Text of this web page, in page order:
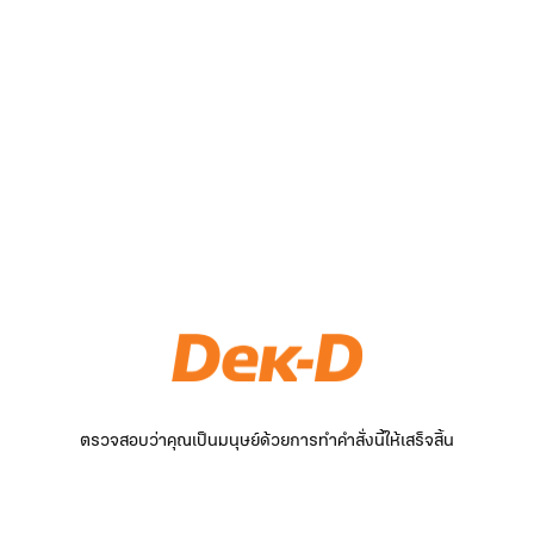
ตรวจสอบว่าคุณเป็นมนุษย์ด้วยการทำคำสั่งนี้ให้เสร็จสิ้น